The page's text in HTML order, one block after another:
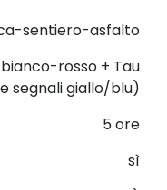
sentiero-asfalto
rosso + Tau
segnali giallo/blu)
5 ore
sì